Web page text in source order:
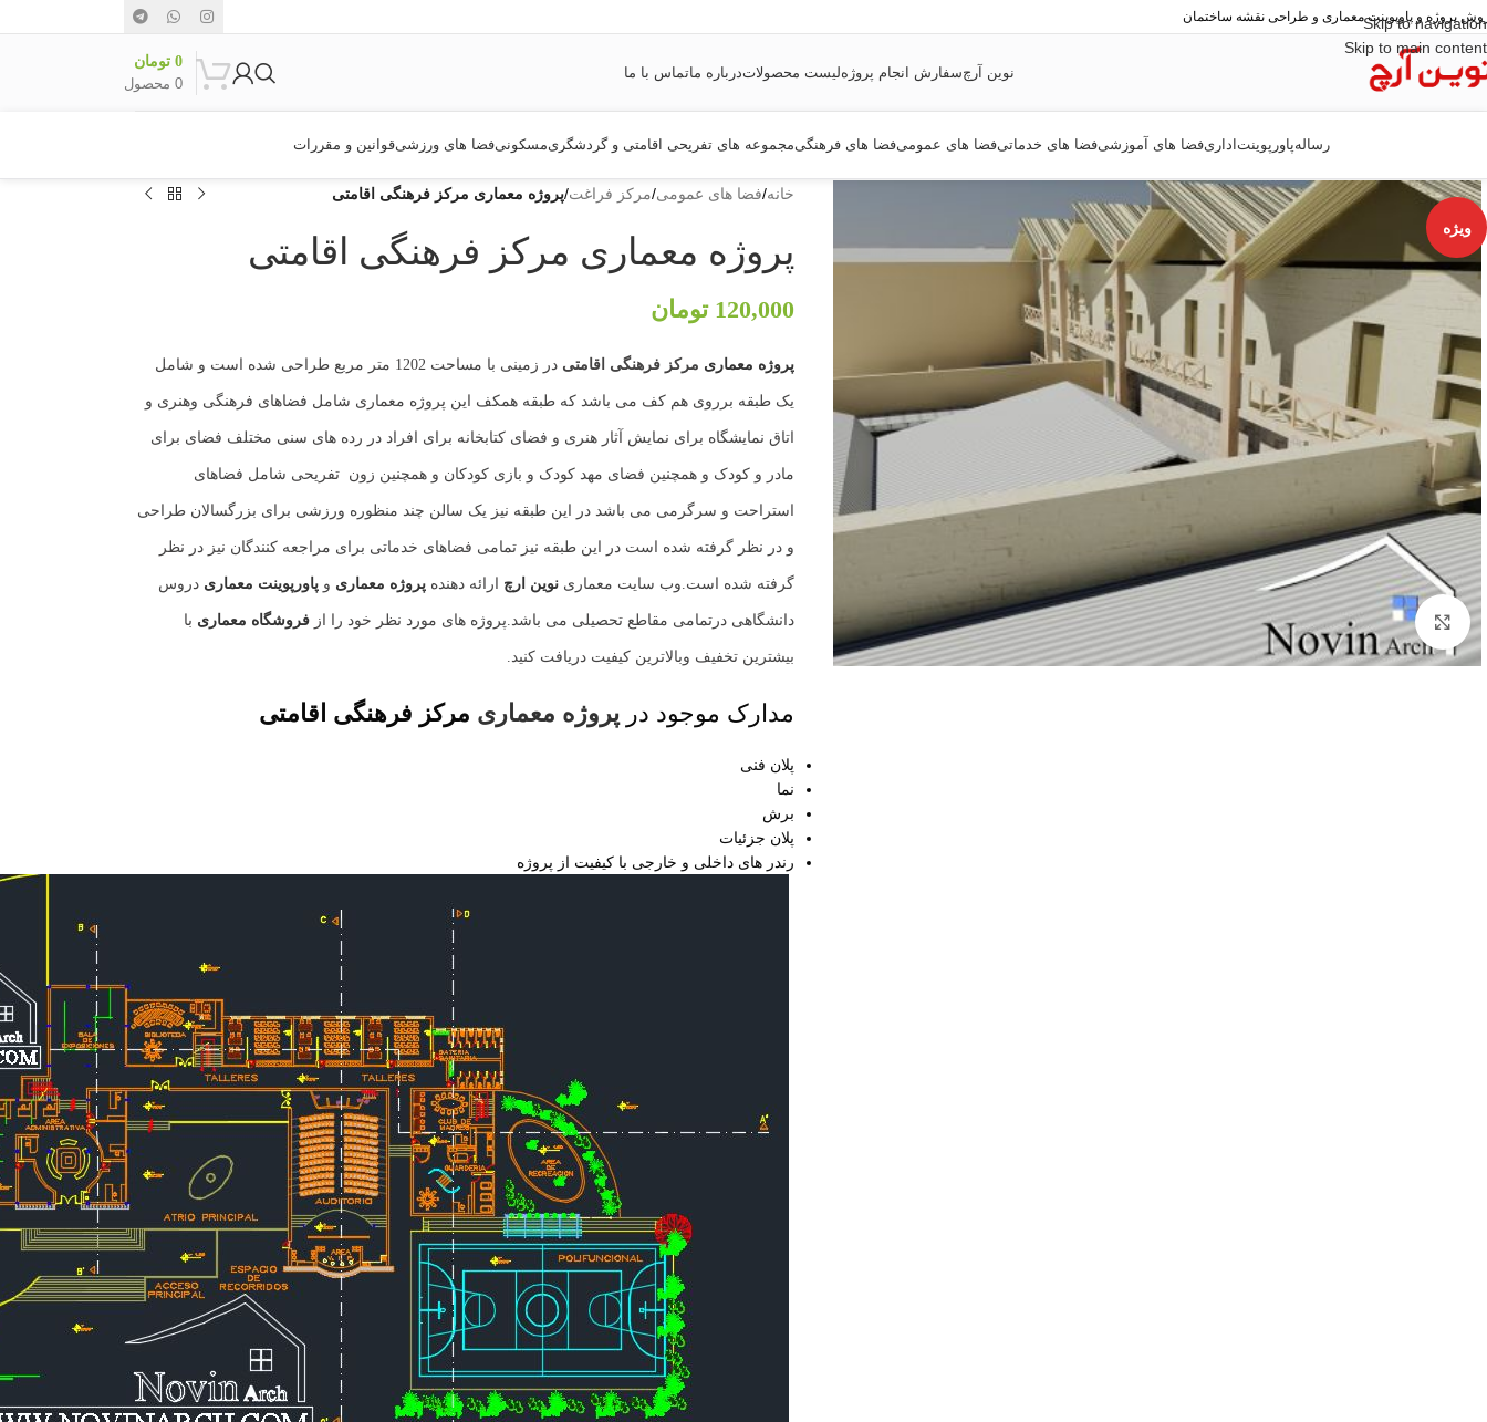
Skip to navigation
Skip to main content
پروژه و پاوپوینت معماری و طراحی نقشه ساختمان
نوین آرچسفارش انجام پروژهلیست محصولاتدرباره ماتماس با ما
0 محصول
0 تومان
رسالهپاورپوینت اداریفضا های آموزشیفضا های خدماتیفضا های عمومیفضا های فرهنگیمجموعه های تفریحی اقامتی و گردشگریمسکونیفضا های ورزشیقوانین و مقررات
ویژه
بزرگنمایی تصویر
خانه/فضا های عمومی/مرکز فراغت/پروژه معماری مرکز فرهنگی اقامتی
پروژه معماری مرکز فرهنگی اقامتی
120,000 تومان
پروژه معماری مرکز فرهنگی اقامتی در زمینی با مساحت 1202 متر مربع طراحی شده است و شامل
یک طبقه برروی هم کف می باشد که طبقه همکف این پروژه معماری شامل فضاهای فرهنگی وهنری و
اتاق نمایشگاه برای نمایش آثار هنری و فضای کتابخانه برای افراد در رده های سنی مختلف فضای برای
مادر و کودک و همچنین فضای مهد کودک و بازی کودکان و همچنین زون تفریحی شامل فضاهای
استراحت و سرگرمی می باشد در این طبقه نیز یک سالن چند منظوره ورزشی برای بزرگسالان طراحی
و در نظر گرفته شده است در این طبقه نیز تمامی فضاهای خدماتی برای مراجعه کنندگان نیز در نظر
گرفته شده است.وب سایت معماری نوین ارچ ارائه دهنده پروژه معماری و پاورپوینت معماری دروس
دانشگاهی درتمامی مقاطع تحصیلی می باشد.پروژه های مورد نظر خود را از فروشگاه معماری با
بیشترین تخفیف وبالاترین کیفیت دریافت کنید.
مدارک موجود در پروژه معماری مرکز فرهنگی اقامتی
پلان فنی
نما
برش
پلان جزئیات
رندر های داخلی و خارجی با کیفیت از پروژه